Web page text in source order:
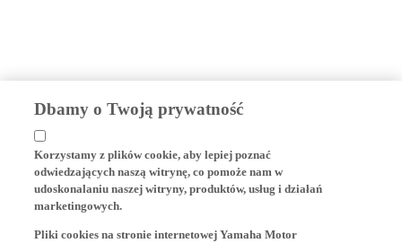
Dbamy o Twoją prywatność
Korzystamy z plików cookie, aby lepiej poznać
odwiedzających naszą witrynę, co pomoże nam w
udoskonalaniu naszej witryny, produktów, usług i działań
marketingowych.
Pliki cookies na stronie internetowej Yamaha Motor